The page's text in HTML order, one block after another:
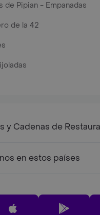
de Pipian - Empanadas
de la 42
y Cadenas de
en estos países